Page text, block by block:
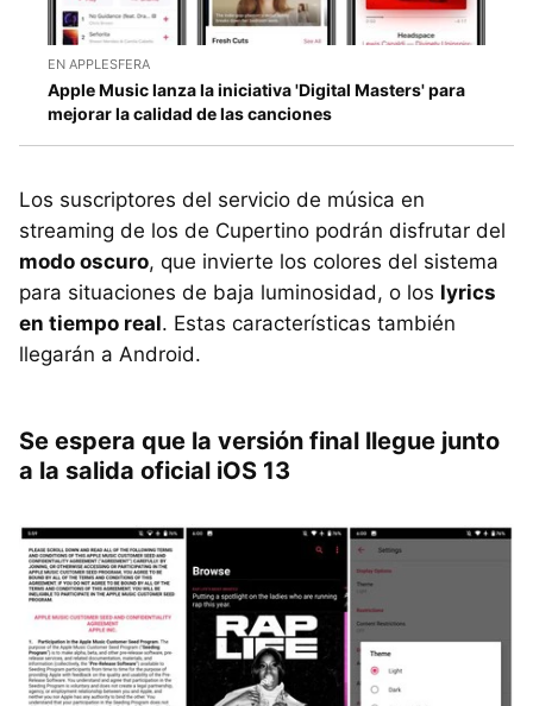
EN APPLESFERA
Apple Music lanza la iniciativa 'Digital Masters' para
mejorar la calidad de las canciones
Los suscriptores del servicio de música en
streaming de los de Cupertino podrán disfrutar del
modo oscuro, que invierte los colores del sistema
para situaciones de baja luminosidad, o los lyrics
en tiempo real. Estas características también
llegarán a Android.
Se espera que la versión final llegue junto
a la salida oficial iOS 13